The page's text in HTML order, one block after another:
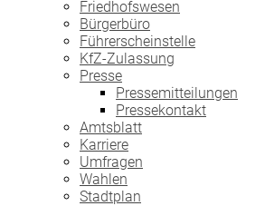
Friedhofswesen
Bürgerbüro
Führerscheinstelle
KfZ-Zulassung
Presse
Pressemitteilungen
Pressekontakt
Amtsblatt
Karriere
Umfragen
Wahlen
Stadtplan